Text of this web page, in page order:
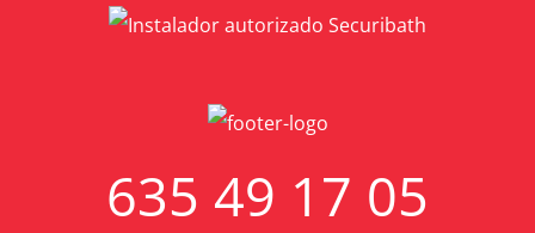
635 49 17 05